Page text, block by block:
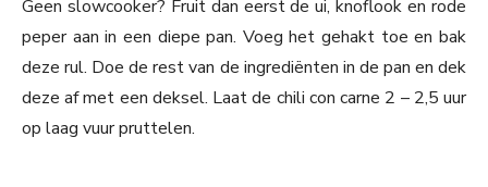
Geen slowcooker? Fruit dan eerst de ui, knoflook en rode
peper aan in een diepe pan. Voeg het gehakt toe en bak
deze rul. Doe de rest van de ingrediënten in de pan en dek
deze af met een deksel. Laat de chili con carne 2 – 2,5 uur
op laag vuur pruttelen.